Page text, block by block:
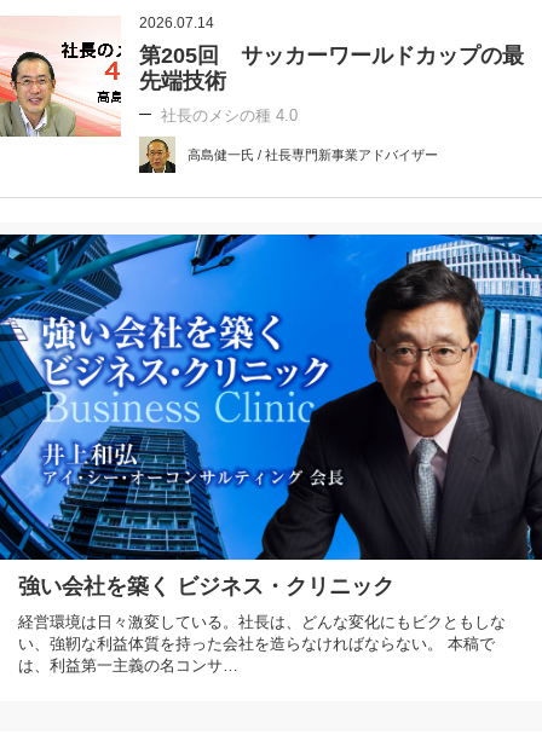
2026.07.14
第205回 サッカーワールドカップの最
先端技術
社長のメシの種 4.0
高島健一氏 / 社長専門新事業アドバイザー
強い会社を築く ビジネス・クリニック
経営環境は日々激変している。社長は、どんな変化にもビクともしな
い、強靭な利益体質を持った会社を造らなければならない。 本稿で
は、利益第一主義の名コンサ…